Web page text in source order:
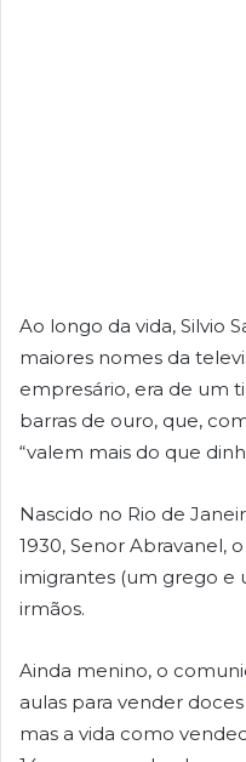
Ao longo da vida, Silvio
maiores nomes da
empresário, era de um
barras de ouro, que,
“valem mais do que
Nascido no Rio de
1930, Senor Abravanel,
imigrantes (um grego e
irmãos.
Ainda menino, o
aulas para vender
mas a vida como